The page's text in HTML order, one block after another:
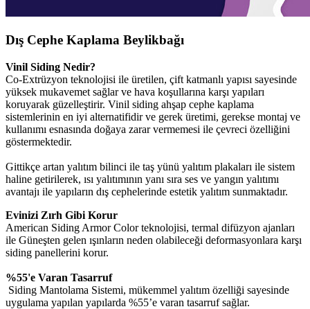
Dış Cephe Kaplama Beylikbağı
Vinil Siding Nedir?
Co-Extrüzyon teknolojisi ile üretilen, çift katmanlı yapısı sayesinde
yüksek mukavemet sağlar ve hava koşullarına karşı yapıları
koruyarak güzelleştirir. Vinil siding ahşap cephe kaplama
sistemlerinin en iyi alternatifidir ve gerek üretimi, gerekse montaj ve
kullanımı esnasında doğaya zarar vermemesi ile çevreci özelliğini
göstermektedir.
Gittikçe artan yalıtım bilinci ile taş yünü yalıtım plakaları ile sistem
haline getirilerek, ısı yalıtımının yanı sıra ses ve yangın yalıtımı
avantajı ile yapıların dış cephelerinde estetik yalıtım sunmaktadır.
Evinizi Zırh Gibi Korur
American Siding Armor Color teknolojisi, termal difüzyon ajanları
ile Güneşten gelen ışınların neden olabileceği deformasyonlara karşı
siding panellerini korur.
%55'e Varan Tasarruf
Siding Mantolama Sistemi, mükemmel yalıtım özelliği sayesinde
uygulama yapılan yapılarda %55’e varan tasarruf sağlar.